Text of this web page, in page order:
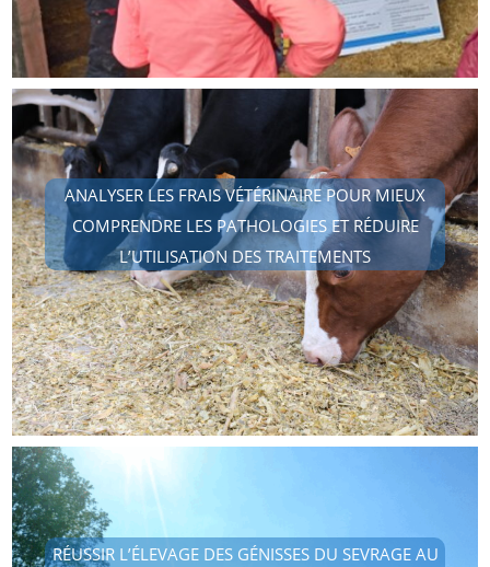
ANALYSER LES FRAIS VÉTÉRINAIRE POUR MIEUX
COMPRENDRE LES PATHOLOGIES ET RÉDUIRE
L’UTILISATION DES TRAITEMENTS
RÉUSSIR L’ÉLEVAGE DES GÉNISSES DU SEVRAGE AU